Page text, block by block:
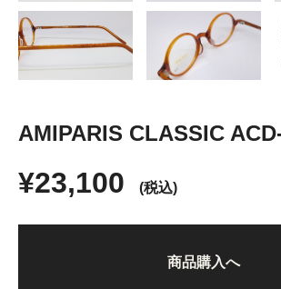
AMIPARIS CLASSIC
¥23,100 (税込)
商品購入へ